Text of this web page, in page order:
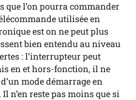
que l’on pourra commander
utilisée en
est on ne peut plus
bien entendu au niveau
: l’interrupteur peut
en et hors-fonction, il ne
mode démarrage en
n’en reste pas moins que si